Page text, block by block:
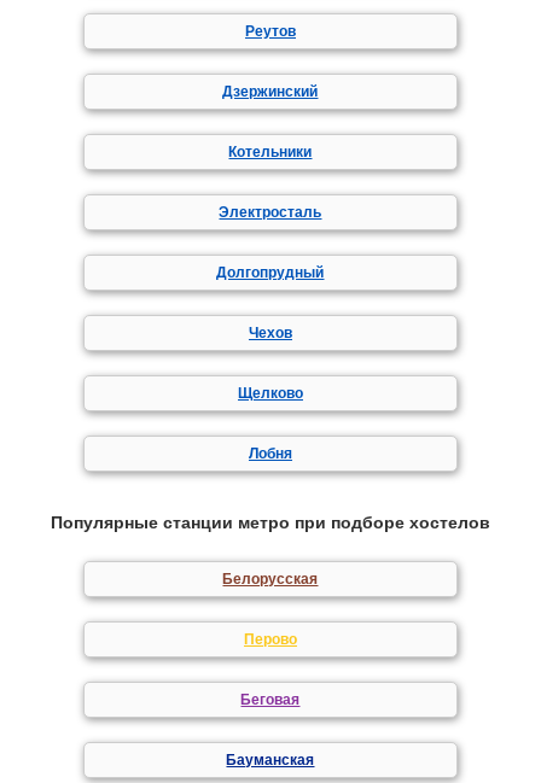
Реутов
Дзержинский
Котельники
Электросталь
Долгопрудный
Чехов
Щелково
Лобня
Популярные станции метро при подборе хостелов
Белорусская
Перово
Беговая
Бауманская